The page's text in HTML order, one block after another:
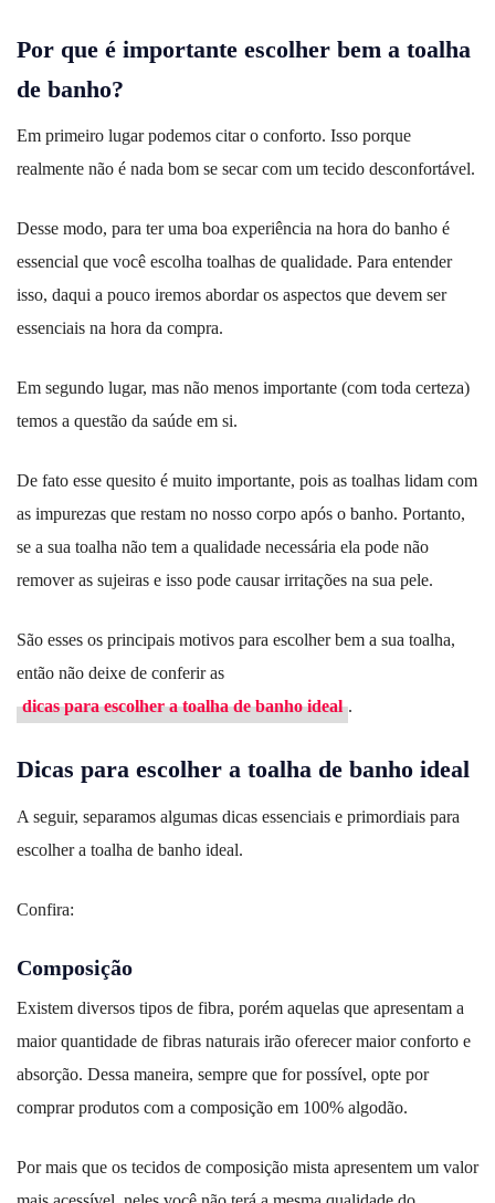
Por que é importante escolher bem a toalha
de banho?
Em primeiro lugar podemos citar o conforto. Isso porque
realmente não é nada bom se secar com um tecido desconfortável.
Desse modo, para ter uma boa experiência na hora do banho é
essencial que você escolha toalhas de qualidade. Para entender
isso, daqui a pouco iremos abordar os aspectos que devem ser
essenciais na hora da compra.
Em segundo lugar, mas não menos importante (com toda certeza)
temos a questão da saúde em si.
De fato esse quesito é muito importante, pois as toalhas lidam com
as impurezas que restam no nosso corpo após o banho. Portanto,
se a sua toalha não tem a qualidade necessária ela pode não
remover as sujeiras e isso pode causar irritações na sua pele.
São esses os principais motivos para escolher bem a sua toalha,
então não deixe de conferir as
dicas para escolher a toalha de banho ideal .
Dicas para escolher a toalha de banho ideal
A seguir, separamos algumas dicas essenciais e primordiais para
escolher a toalha de banho ideal.
Confira:
Composição
Existem diversos tipos de fibra, porém aquelas que apresentam a
maior quantidade de fibras naturais irão oferecer maior conforto e
absorção. Dessa maneira, sempre que for possível, opte por
comprar produtos com a composição em 100% algodão.
Por mais que os tecidos de composição mista apresentem um valor